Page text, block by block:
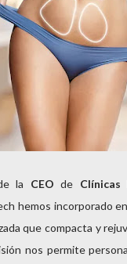
la CEO de
hemos incorporado
que compacta y
nos permite